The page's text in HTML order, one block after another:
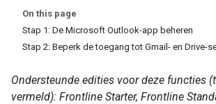
On this page
Stap 1: De Microsoft Outlook-app beheren
Stap 2: Beperk de toegang tot Gmail- en Drive-
Ondersteunde edities voor deze functies
vermeld): Frontline Starter, Frontline